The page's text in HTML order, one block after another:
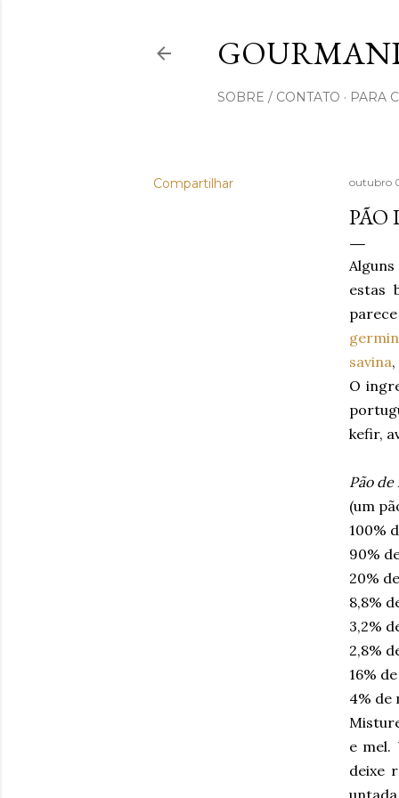
SOBRE / CONTATO PARA
Compartilhar outubro
PÃO
estas
savina,
O
kefir,
Pão
(um
100%
90%
20% de
8,8%
3,2%
2,8%
16%
4% de
e mel.
deixe